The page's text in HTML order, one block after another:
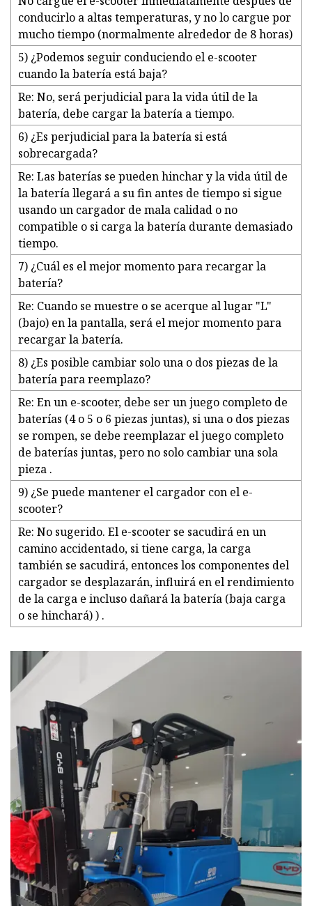
conducirlo a altas temperaturas, y no lo cargue por
mucho tiempo (normalmente alrededor de 8 horas)
5) ¿Podemos seguir conduciendo el e-scooter
cuando la batería está baja?
Re: No, será perjudicial para la vida útil de la
batería, debe cargar la batería a tiempo.
6) ¿Es perjudicial para la batería si está
sobrecargada?
Re: Las baterías se pueden hinchar y la vida útil de
la batería llegará a su fin antes de tiempo si sigue
usando un cargador de mala calidad o no
compatible o si carga la batería durante demasiado
tiempo.
7) ¿Cuál es el mejor momento para recargar la
batería?
Re: Cuando se muestre o se acerque al lugar "L"
(bajo) en la pantalla, será el mejor momento para
recargar la batería.
8) ¿Es posible cambiar solo una o dos piezas de la
batería para reemplazo?
Re: En un e-scooter, debe ser un juego completo de
baterías (4 o 5 o 6 piezas juntas), si una o dos piezas
se rompen, se debe reemplazar el juego completo
de baterías juntas, pero no solo cambiar una sola
pieza .
9) ¿Se puede mantener el cargador con el e-
scooter?
Re: No sugerido. El e-scooter se sacudirá en un
camino accidentado, si tiene carga, la carga
también se sacudirá, entonces los componentes del
cargador se desplazarán, influirá en el rendimiento
de la carga e incluso dañará la batería (baja carga
o se hinchará) ) .